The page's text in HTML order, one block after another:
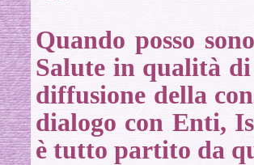
Quando posso
Salute in qualità
diffusione della
dialogo con Enti,
è tutto partito da